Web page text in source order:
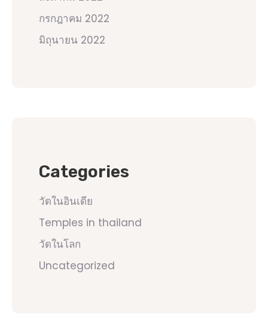
กรกฎาคม 2022
มิถุนายน 2022
Categories
วัดในอินเดีย
Temples in thailand
วัดในโลก
Uncategorized